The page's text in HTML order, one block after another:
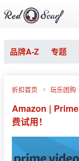
品牌A-Z 专题
折扣首页 玩乐团购
Amazon |
费试用！